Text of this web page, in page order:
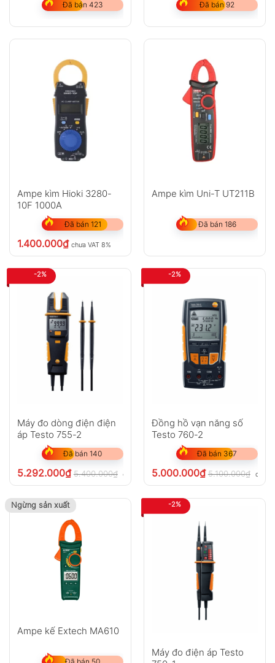
Đã bán 423 Đã bán 92
Ampe kìm Hioki 3280-
10F 1000A
Đã bán 121
1.400.000₫ chưa VAT 8%
Ampe kìm Uni-T UT211B
Đã bán 186
-2%
Máy đo dòng điện điện
áp Testo 755-2
Đã bán 140
5.292.000₫ 5.400.000₫ chưa VAT 8%
-2%
Đồng hồ vạn năng số
Testo 760-2
Đã bán 367
5.000.000₫ 5.100.000₫ chưa
Ngừng sản xuất
Ampe kế Extech MA610
-2%
Máy đo điện áp Testo